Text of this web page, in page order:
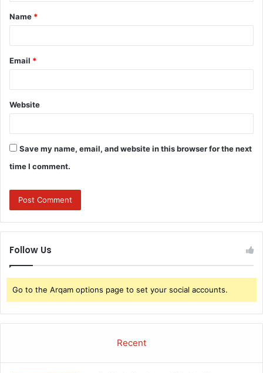
*
Name *
Email *
Website
Save my name, email, and website in this browser for the next
time I comment.
Follow Us
Go to the Arqam options page to set your social accounts.
Recent